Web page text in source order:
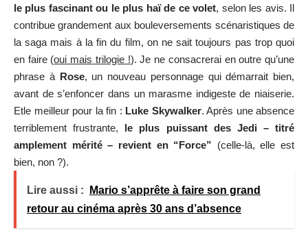
le plus fascinant ou le plus haï de ce volet, selon les avis. Il
contribue grandement aux bouleversements scénaristiques de
la saga mais à la fin du film, on ne sait toujours pas trop quoi
en faire (oui mais trilogie !). Je ne consacrerai en outre qu’une
phrase à Rose, un nouveau personnage qui démarrait bien,
avant de s’enfoncer dans un marasme indigeste de niaiserie.
Etle meilleur pour la fin : Luke Skywalker. Après une absence
terriblement frustrante, le plus puissant des Jedi – titré
amplement mérité – revient en “Force” (celle-là, elle est
bien, non ?).
Lire aussi :
Mario s’apprête à faire son grand
retour au cinéma après 30 ans d’absence